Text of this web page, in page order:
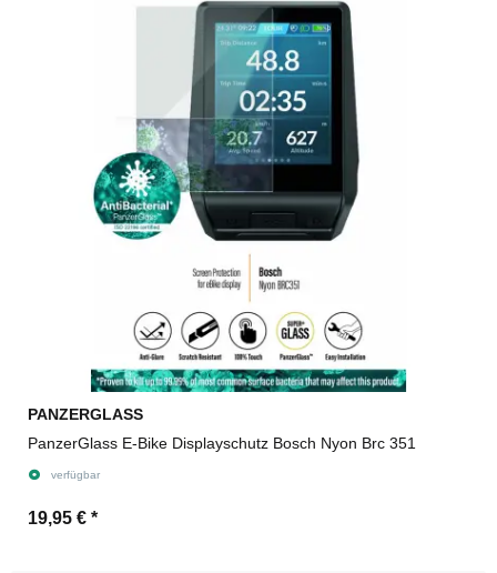
PANZERGLASS
PanzerGlass E-Bike Displayschutz Bosch Nyon Brc 351
verfügbar
19,95 € *